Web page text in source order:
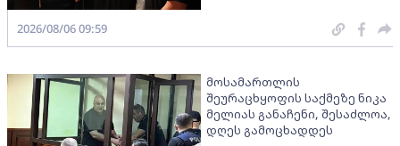
2026/08/06 09:59
მოსამართლის
შეურაცხყოფის საქმეზე ნიკა
მელიას განაჩენი, შესაძლოა,
დღეს გამოცხადდეს